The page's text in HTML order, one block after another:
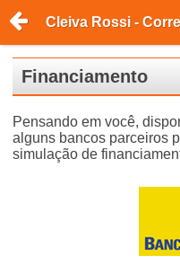
Cleiva Rossi -
Financiamento
Pensando em você,
alguns bancos parceiros
simulação de